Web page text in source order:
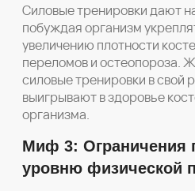
Силовые тренировки дают
побуждая организм
увеличению плотности
переломов и
силовые тренировки в свой
выигрывают в здоровье
организма.
Миф 3: Ограничения
уровню физической